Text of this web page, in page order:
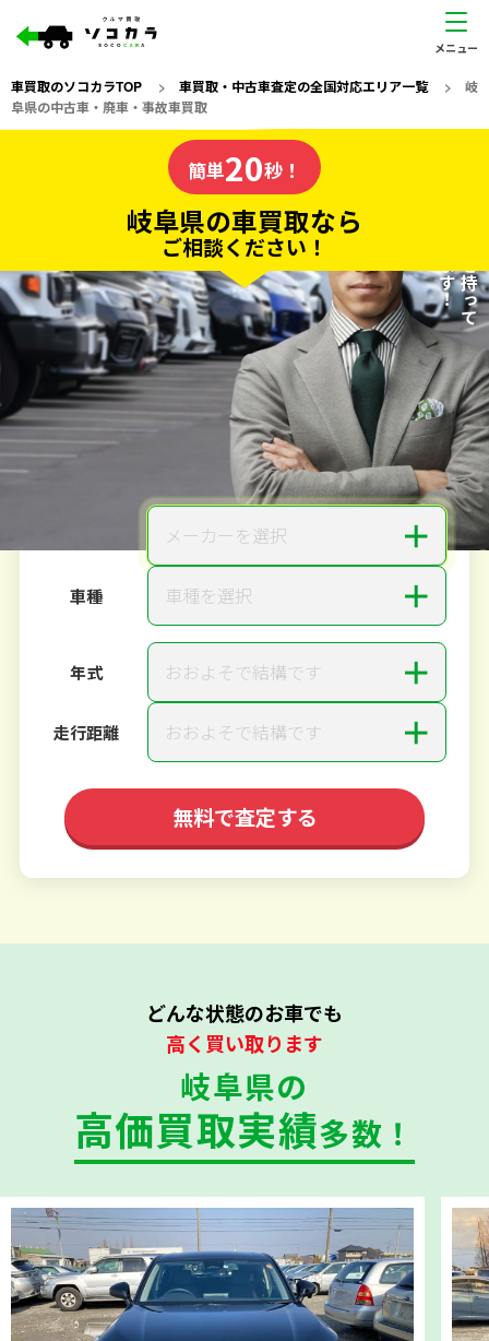
車買取のソコカラTOP > 車買取・中古車査定の全国対応エリア一覧> 岐
阜県の中古車・廃車・事故車買取
の車買取なら
ソコカラの
電話か出張か、高い方の査定を提案。
だから高価買取!
私たちが責任を持って
査定いたします！
簡単20秒！
岐阜県の車買取なら
ご相談ください！
20秒で入力完了！
無料で カンタンWeb査定
ご依頼いただいたお車を丁寧に査定いたします
メーカーを選択 ＋
車種 車種を選択 ＋
年式 おおよそで結構です ＋
走行距離 おおよそで結構です ＋
無料で査定する
どんな状態のお車でも
高く買い取ります
岐阜県の
高価買取実績多数！